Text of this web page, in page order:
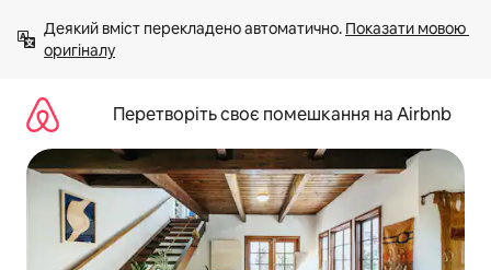
вмісту
Деякий вміст перекладено автоматично. Показати мовою
оригіналу
Перетворіть своє помешкання на Airbnb